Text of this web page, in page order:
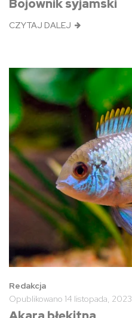
Bojownik syjamski
CZYTAJ DALEJ
Redakcja
Opublikowano 14 listopada, 2023